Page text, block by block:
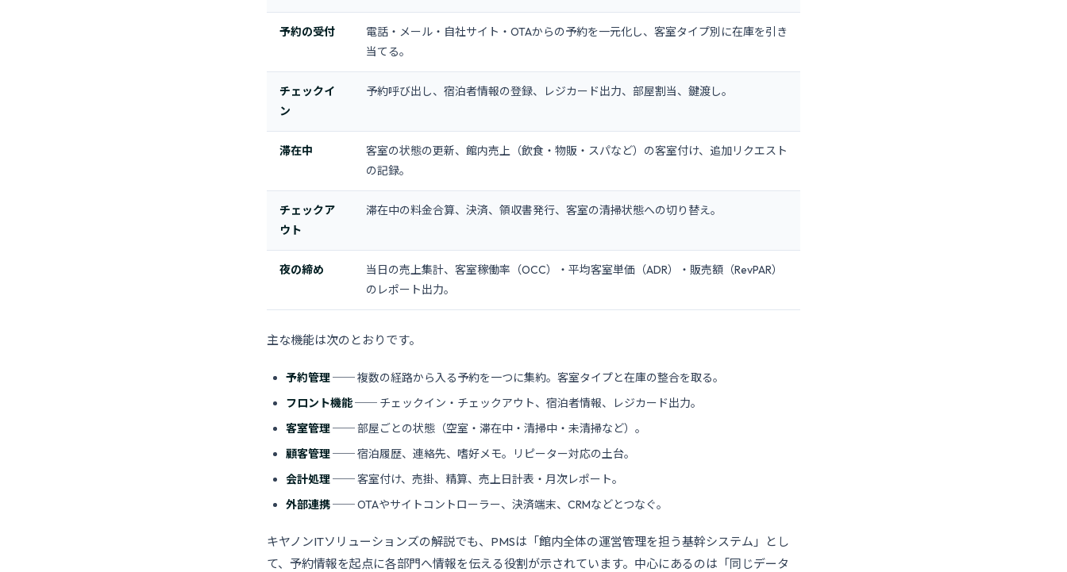
予約の受付
電話・メール・自社サイト・OTAからの予約を一元化し、客室タイプ別に在庫を引き
当てる。
チェックイ
ン
予約呼び出し、宿泊者情報の登録、レジカード出力、部屋割当、鍵渡し。
滞在中
客室の状態の更新、館内売上（飲食・物販・スパなど）の客室付け、追加リクエスト
の記録。
チェックア
ウト
滞在中の料金合算、決済、領収書発行、客室の清掃状態への切り替え。
夜の締め
当日の売上集計、客室稼働率（OCC）・平均客室単価（ADR）・販売額（RevPAR）
のレポート出力。
主な機能は次のとおりです。
予約管理── 複数の経路から入る予約を一つに集約。客室タイプと在庫の整合を取る。
フロント機能── チェックイン・チェックアウト、宿泊者情報、レジカード出力。
客室管理── 部屋ごとの状態（空室・滞在中・清掃中・未清掃など）。
顧客管理── 宿泊履歴、連絡先、嗜好メモ。リピーター対応の土台。
会計処理── 客室付け、売掛、精算、売上日計表・月次レポート。
外部連携── OTAやサイトコントローラー、決済端末、CRMなどとつなぐ。
キヤノンITソリューションズの解説でも、PMSは「館内全体の運営管理を担う基幹システム」とし
て、予約情報を起点に各部門へ情報を伝える役割が示されています。中心にあるのは「同じデータ